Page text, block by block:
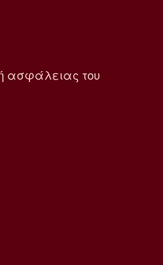
ασφάλειας του